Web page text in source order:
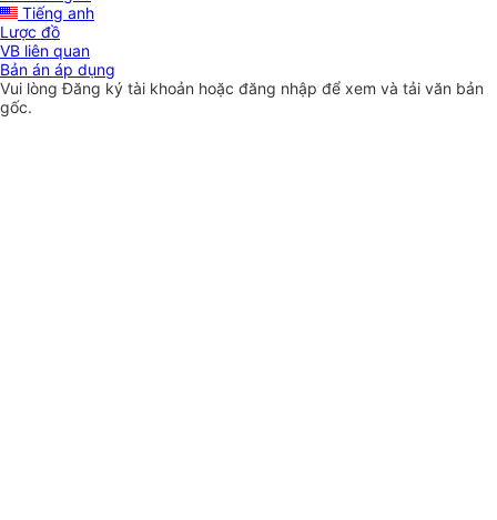
Tiếng anh
Lược đồ
VB liên quan
Bản án áp dụng
Vui lòngĐăng ký tài khoản hoặc đăng nhập để xem và tải văn bản
gốc.